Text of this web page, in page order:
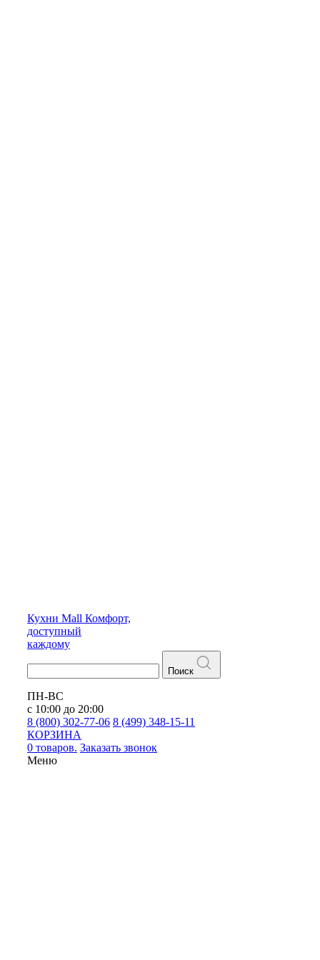
Кухни Mall Комфорт,
доступный
каждому
Поиск
ПН-ВС
с 10:00 до 20:00
8 (800) 302-77-06 8 (499) 348-15-11
КОРЗИНА
0 товаров. Заказать звонок
Меню